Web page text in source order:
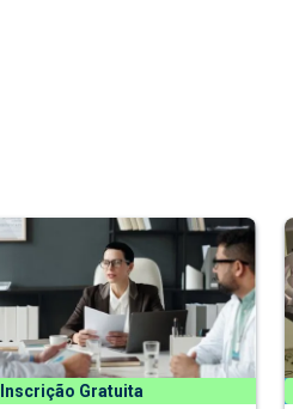
Gratuita